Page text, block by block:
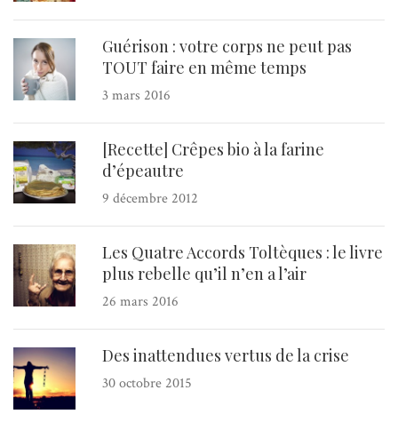
Guérison : votre corps ne peut pas
TOUT faire en même temps
3 mars 2016
[Recette] Crêpes bio à la farine
d’épeautre
9 décembre 2012
Les Quatre Accords Toltèques : le livre
plus rebelle qu’il n’en a l’air
26 mars 2016
Des inattendues vertus de la crise
30 octobre 2015